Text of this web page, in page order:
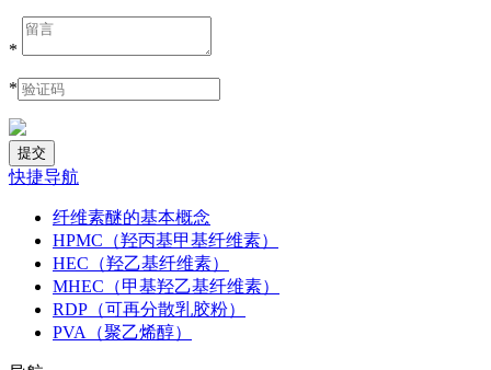
*
*
快捷导航
纤维素醚的基本概念
HPMC（羟丙基甲基纤维素）
HEC（羟乙基纤维素）
MHEC（甲基羟乙基纤维素）
RDP（可再分散乳胶粉）
PVA（聚乙烯醇）